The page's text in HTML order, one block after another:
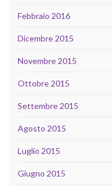
Febbraio 2016
Dicembre 2015
Novembre 2015
Ottobre 2015
Settembre 2015
Agosto 2015
Luglio 2015
Giugno 2015